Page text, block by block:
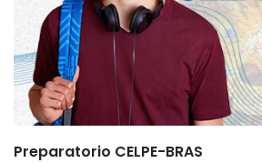
Preparatorio CELPE-BRAS